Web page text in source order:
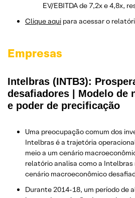
EV/EBITDA de 7,2x e 4,8x,
Clique aqui para acessar o
Empresas
Intelbras (INTB3):
desafiadores | Modelo de
e poder de precificação
Uma preocupação comum dos
Intelbras é a trajetória
meio a um cenário
relatório analisa como a
cenário macroeconômico
Durante 2014-18, um período de